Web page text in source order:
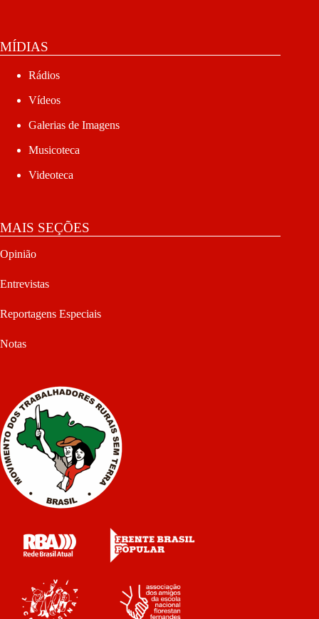
MÍDIAS
Rádios
Vídeos
Galerias de Imagens
Musicoteca
Videoteca
MAIS SEÇÕES
Opinião
Entrevistas
Reportagens Especiais
Notas